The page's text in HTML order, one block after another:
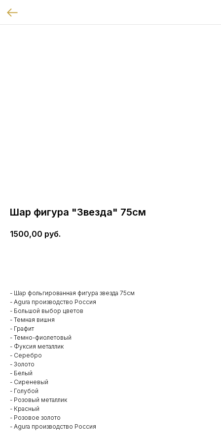
Шар фигура "Звезда" 75см
1500,00 руб.
- Шар фольгированная фигура звезда 75см
- Agura производство Россия
- Большой выбор цветов
- Темная вишня
- Графит
- Темно-фиолетовый
- Фуксия металлик
- Серебро
- Золото
- Белый
- Сиреневый
- Голубой
- Розовый металлик
- Красный
- Розовое золото
- Agura производство Россия